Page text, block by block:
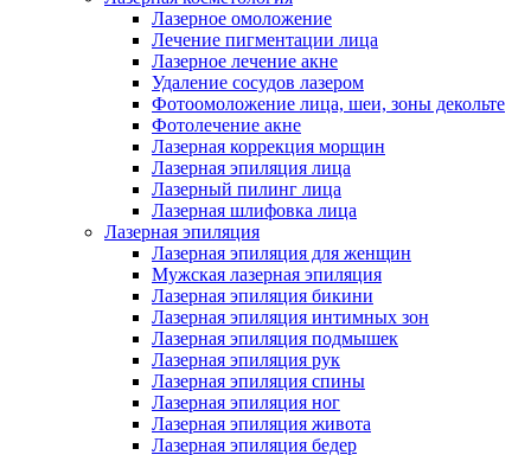
Лазерное омоложение
Лечение пигментации лица
Лазерное лечение акне
Удаление сосудов лазером
Фотоомоложение лица, шеи, зоны декольте
Фотолечение акне
Лазерная коррекция морщин
Лазерная эпиляция лица
Лазерный пилинг лица
Лазерная шлифовка лица
Лазерная эпиляция
Лазерная эпиляция для женщин
Мужская лазерная эпиляция
Лазерная эпиляция бикини
Лазерная эпиляция интимных зон
Лазерная эпиляция подмышек
Лазерная эпиляция рук
Лазерная эпиляция спины
Лазерная эпиляция ног
Лазерная эпиляция живота
Лазерная эпиляция бедер